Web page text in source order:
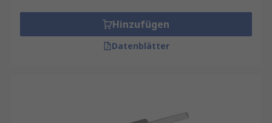
Kugelgewindetriebe auf die erforderlichen
Bewegungsprofile abgestimmt werden.
Präzisionsanforderungen: Die geforderte
Umgebungsbedingungen
: Staub,
Hinzufügen
Datenblätter